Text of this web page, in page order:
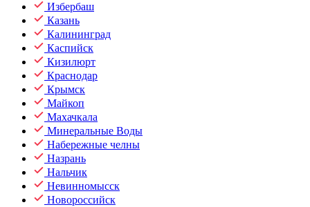
Избербаш
Казань
Калининград
Каспийск
Кизилюрт
Краснодар
Крымск
Майкоп
Махачкала
Минеральные Воды
Набережные челны
Назрань
Нальчик
Невинномысск
Новороссийск